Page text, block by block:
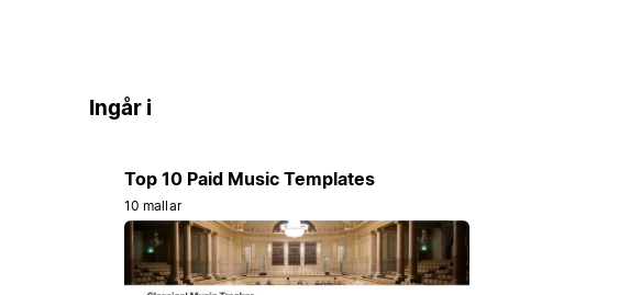
Ingår i
Top 10 Paid Music Templates
10 mallar